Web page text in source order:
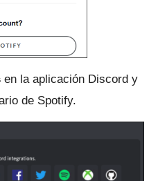
en la aplicación Discord y
de Spotify.